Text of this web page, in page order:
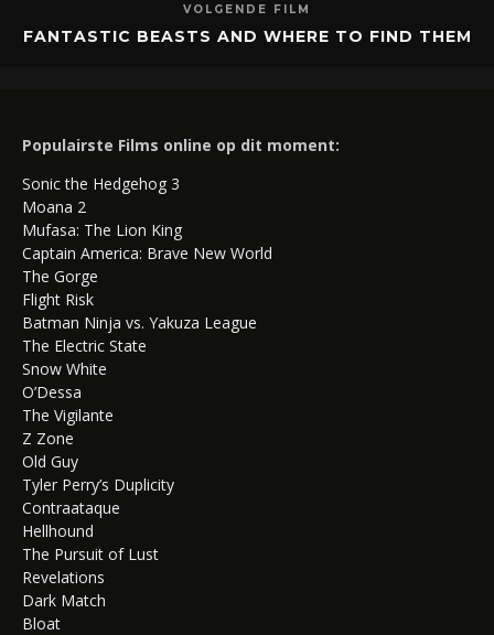
VOLGENDE FILM
FANTASTIC BEASTS AND WHERE TO FIND THEM
Populairste Films online op dit moment:
Sonic the Hedgehog 3
Moana 2
Mufasa: The Lion King
Captain America: Brave New World
The Gorge
Flight Risk
Batman Ninja vs. Yakuza League
The Electric State
Snow White
O’Dessa
The Vigilante
Z Zone
Old Guy
Tyler Perry’s Duplicity
Contraataque
Hellhound
The Pursuit of Lust
Revelations
Dark Match
Bloat